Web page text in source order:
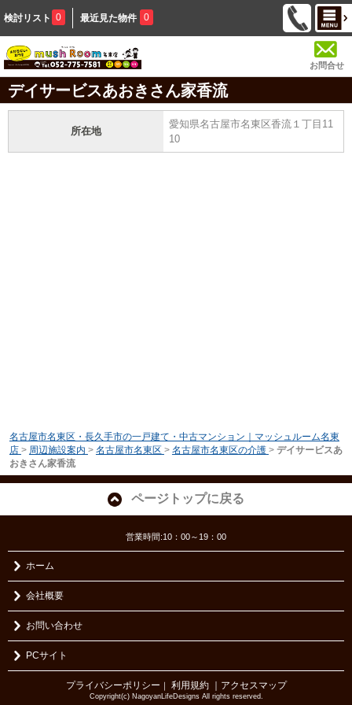
検討リスト 0 最近見た物件 0
お問合せ
デイサービスあおきさん家香流
所在地
愛知県名古屋市名東区香流１丁目11
10
名古屋市名東区・長久手市の一戸建て・中古マンション｜マッシュルーム名東
店 > 周辺施設案内 > 名古屋市名東区 > 名古屋市名東区の介護 > デイサービスあ
おきさん家香流
ページトップに戻る
営業時間:10：00～19：00
ホーム
会社概要
お問い合わせ
PCサイト
プライバシーポリシー ｜ 利用規約 ｜アクセスマップ
Copyright(c) NagoyanLifeDesigns All rights reserved.